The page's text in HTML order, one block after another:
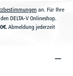
an. Für Ihre
DELTA-V Onlineshop.
Abmeldung jederzeit